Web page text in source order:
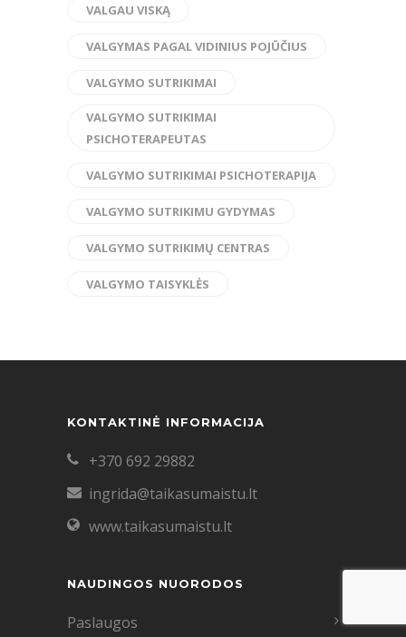
VALGAU VISKĄ
VALGYMAS PAGAL VIDINIUS POJŪČIUS
VALGYMO SUTRIKIMAI
VALGYMO SUTRIKIMAI
PSICHOTERAPEUTAS
VALGYMO SUTRIKIMAI PSICHOTERAPIJA
VALGYMO SUTRIKIMU GYDYMAS
VALGYMO SUTRIKIMŲ CENTRAS
VALGYMO TAISYKLĖS
KONTAKTINĖ INFORMACIJA
+370 692 29882
ingrida@taikasumaistu.lt
www.taikasumaistu.lt
NAUDINGOS NUORODOS
Paslaugos